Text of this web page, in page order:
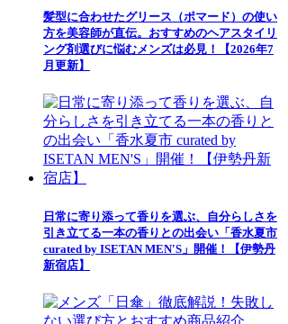
髪型に合わせたグリース（ポマード）の使い
方を美容師が直伝。おすすめのヘアスタイリ
ング剤選びに悩むメンズは必見！【2026年7
月更新】
日常に寄り添って香りを選ぶ、自分らしさを
引き立てる一本の香りとの出会い「香水夏市
curated by ISETAN MEN'S」開催！【伊勢丹
新宿店】